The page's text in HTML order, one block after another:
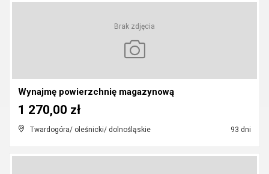
Brak zdjęcia
Wynajmę powierzchnię magazynową
Twardogóra/ oleśnicki/ dolnośląskie 93 dni
1 270,00 zł